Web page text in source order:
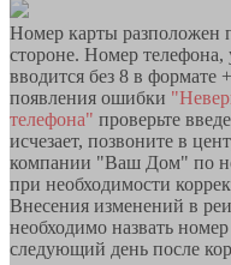
Номер карты разположен
стороне. Номер
вводится без 8 в формате
появления ошибки
телефона" проверьте
исчезает, позвоните в
компании "Ваш Дом" по
при необходимости
Внесения изменений в
необходимо назвать
следующий день после